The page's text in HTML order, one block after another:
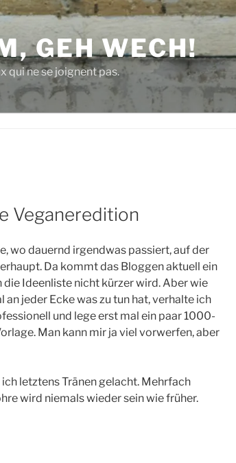
GEH WECH!
qui ne se joignent pas.
Veganeredition
wo dauernd irgendwas passiert, auf der
Da kommt das Bloggen aktuell ein
die Ideenliste nicht kürzer wird. Aber wie
an jeder Ecke was zu tun hat, verhalte ich
und lege erst mal ein paar 1000-
Man kann mir ja viel vorwerfen, aber
letztens Tränen gelacht. Mehrfach
wird niemals wieder sein wie früher.